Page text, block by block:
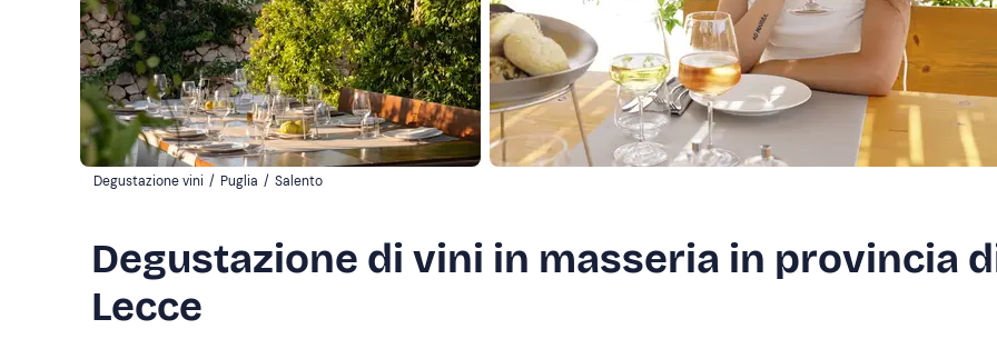
Degustazione vini / Puglia / Salento
Degustazione di vini in masseria in provincia
Lecce